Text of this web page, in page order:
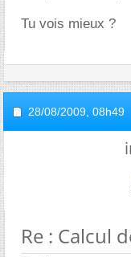
Tu vois mieux ?
28/08/2009, 08h49
Re : Calcul